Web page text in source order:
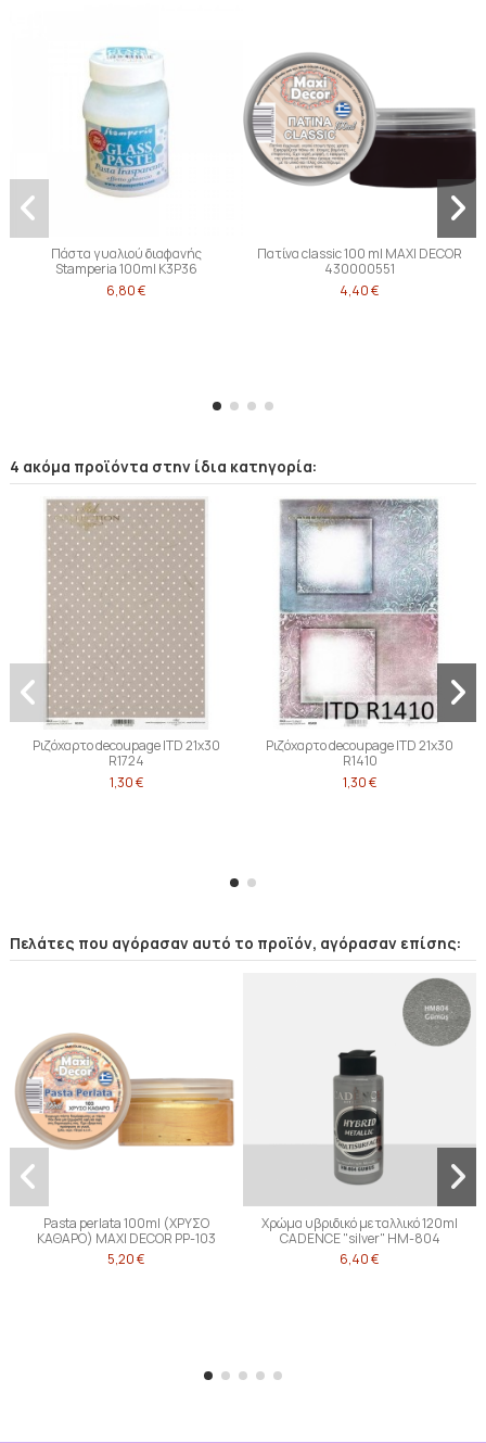
Πάστα γυαλιού διαφανής
Stamperia 100ml K3P36
6,80 €
Πατίνα classic 100 ml MAXI DECOR
430000551
4,40 €
4 ακόμα προϊόντα στην ίδια κατηγορία:
Ριζόχαρτο decoupage ITD 21x30
R1724
1,30 €
Ριζόχαρτο decoupage ITD 21x30
R1410
1,30 €
Πελάτες που αγόρασαν αυτό το προϊόν, αγόρασαν επίσης:
Pasta perlata 100ml (ΧΡΥΣΟ
ΚΑΘΑΡΟ) MAXI DECOR PP-103
5,20 €
Χρώμα υβριδικό μεταλλικό 120ml
CADENCE "silver" HM-804
6,40 €